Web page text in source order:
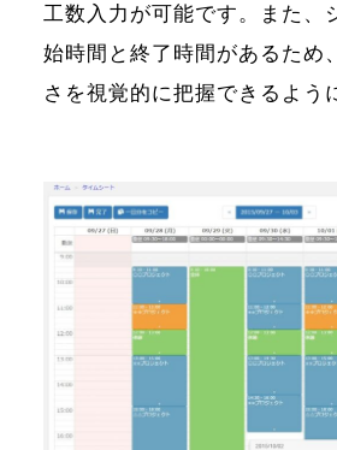
工数入力が可能です。また、
始時間と終了時間があるため
さを視覚的に把握できるよう